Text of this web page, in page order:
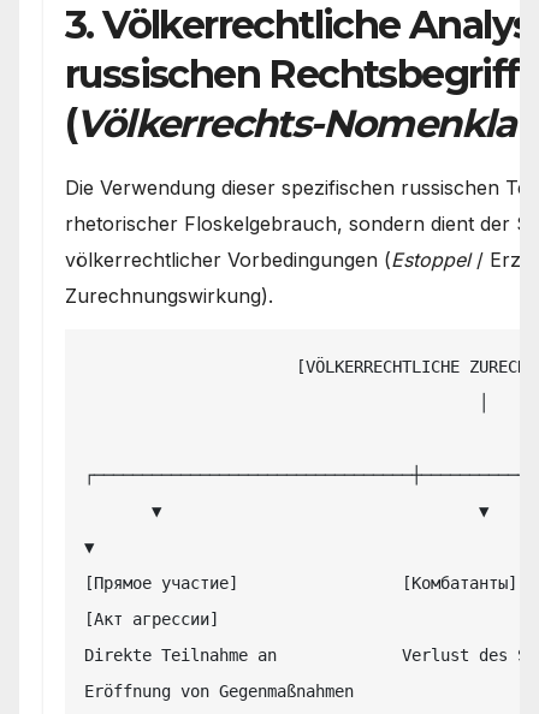
3. Völkerrechtliche
russischen
(Völkerrechts-
Die Verwendung dieser spezifischen russischen
rhetorischer Floskelgebrauch, sondern dient der
völkerrechtlicher Vorbedingungen (Estoppel/
Zurechnungswirkung).
▼
[Прямое участие]                 [Комбатанты]
[Акт агрессии]
Direkte Teilnahme an             Verlust des
Eröffnung von Gegenmaßnahmen